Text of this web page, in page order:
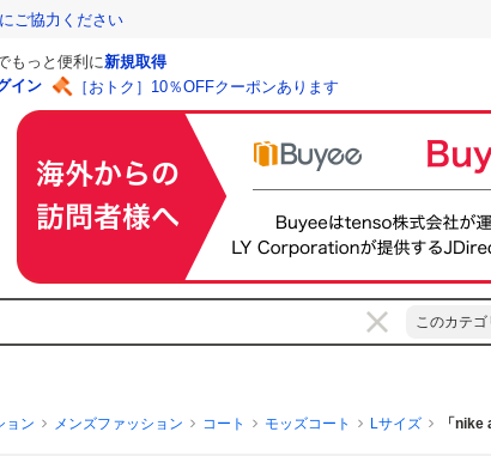
ご協力ください
もっと便利に新規取得
イン
［おトク］10％OFFクーポンあります
このカテゴ
ョン メンズファッション コート モッズコート Lサイズ 「